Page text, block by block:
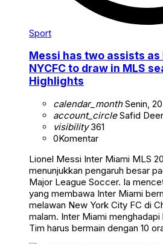
Sport
Messi has two assists
NYCFC to draw in MLS
Highlights
calendar_monthSenin,
account_circleSafid
visibility361
0Komentar
Lionel Messi Inter Miami MLS
menunjukkan pengaruh besar
Major League Soccer. Ia
yang membawa Inter Miami
melawan New York City FC di
malam. Inter Miami
Tim harus bermain dengan 10